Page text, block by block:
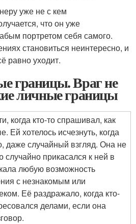
уже не с кем
что он уже
портретом себя самого.
становиться неинтересно, и
равно уходит.
границы. Враг не
личные границы
когда кто-то спрашивал, как
Ей хотелось исчезнуть, когда
даже случайный взгляд. Она не
случайно прикасался к ней в
любую возможность
с незнакомым или
Её раздражало, когда кто-
делами, если она